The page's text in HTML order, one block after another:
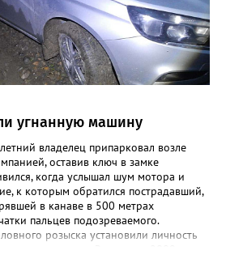
угнанную машину
владелец припарковал возле
оставив ключ в замке
когда услышал шум мотора и
к которым обратился пострадавший,
в канаве в 500 метрах
пальцев подозреваемого.
розыска установили личность